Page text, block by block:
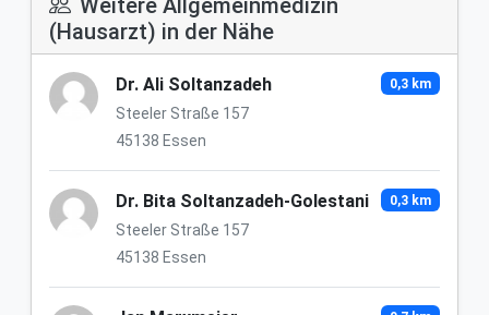
Weitere Allgemeinmedizin
(Hausarzt) in der Nähe
Dr. Ali Soltanzadeh
Steeler Straße 157
45138 Essen
0,3 km
Dr. Bita Soltanzadeh-Golestani
Steeler Straße 157
45138 Essen
0,3 km